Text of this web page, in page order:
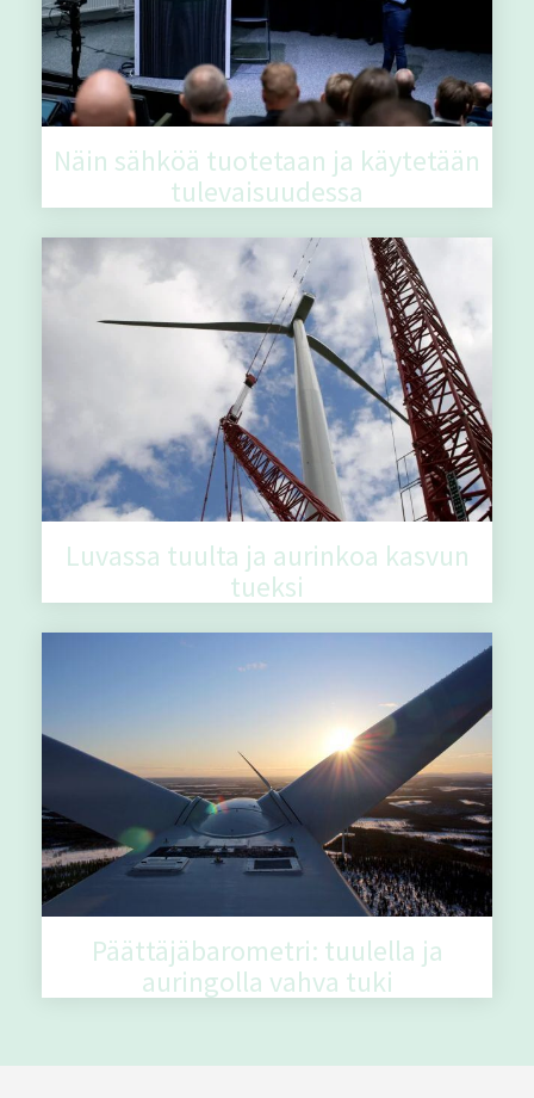
Näin sähköä tuotetaan ja käytetään
tulevaisuudessa
Luvassa tuulta ja aurinkoa kasvun
tueksi
Päättäjäbarometri: tuulella ja
auringolla vahva tuki